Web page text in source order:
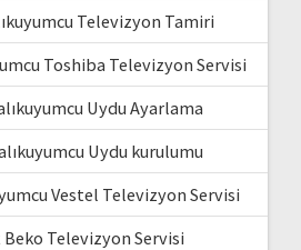
Televizyon Tamiri
Toshiba Televizyon Servisi
Uydu Ayarlama
Uydu kurulumu
Vestel Televizyon Servisi
Televizyon Servisi